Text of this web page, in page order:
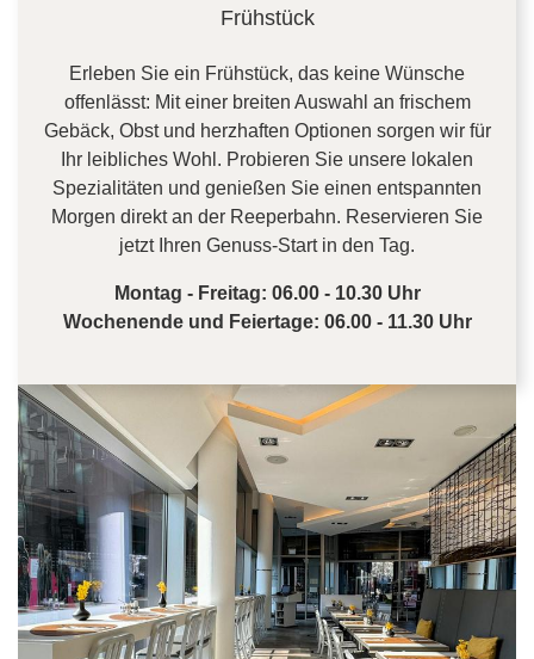
Frühstück
Erleben Sie ein Frühstück, das keine Wünsche
offenlässt: Mit einer breiten Auswahl an frischem
Gebäck, Obst und herzhaften Optionen sorgen wir für
Ihr leibliches Wohl. Probieren Sie unsere lokalen
Spezialitäten und genießen Sie einen entspannten
Morgen direkt an der Reeperbahn. Reservieren Sie
jetzt Ihren Genuss-Start in den Tag.
Montag - Freitag: 06.00 - 10.30 Uhr
Wochenende und Feiertage: 06.00 - 11.30 Uhr